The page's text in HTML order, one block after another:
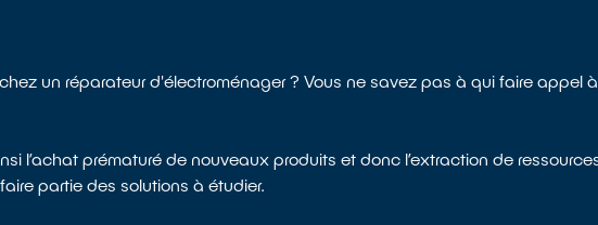
un réparateur d'électroménager ? Vous ne savez pas à qui faire appel
l’achat prématuré de nouveaux produits et donc l’extraction de
partie des solutions à étudier.